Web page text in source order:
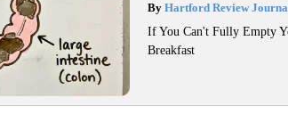
ByHartford Review
If You Can't Fully Empty
Breakfast